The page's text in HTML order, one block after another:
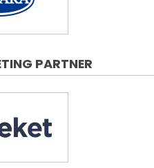
PARTNER